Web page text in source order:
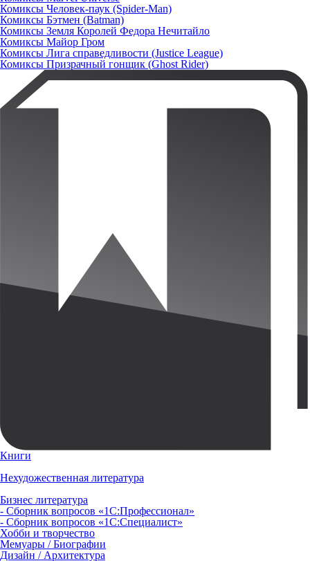
Комиксы Человек-паук (Spider-Man)
Комиксы Бэтмен (Batman)
Комиксы Земля Королей Федора Нечитайло
Комиксы Майор Гром
Комиксы Лига справедливости (Justice League)
Комиксы Призрачный гонщик (Ghost Rider)
Книги
Нехудожественная литература
Бизнес литература
- Сборник вопросов «1С:Профессионал»
- Сборник вопросов «1С:Специалист»
Хобби и творчество
Мемуары / Биографии
Дизайн / Архитектура